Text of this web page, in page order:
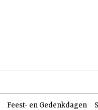
Feest- en Gedenkdagen